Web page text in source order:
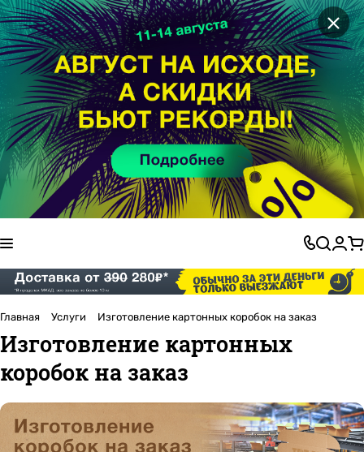
×
Главная Услуги Изготовление картонных коробок на заказ
Изготовление картонных
коробок на заказ